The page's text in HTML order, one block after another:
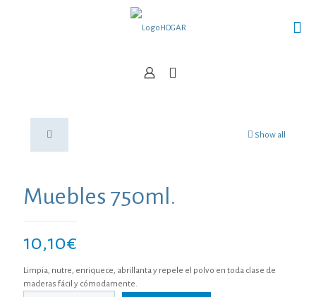
Show all
Muebles 750ml.
10,10€
Limpia, nutre, enriquece, abrillanta y repele el polvo en toda clase de
maderas fácil y cómodamente.